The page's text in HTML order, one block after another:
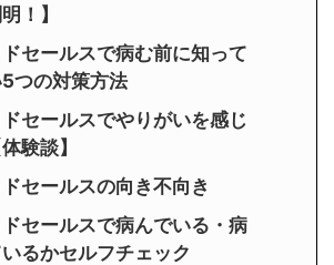
！】
セールスで病む前に知って
つの対策方法
セールスでやりがいを感じ
験談】
セールスの向き不向き
セールスで病んでいる・病
るかセルフチェック